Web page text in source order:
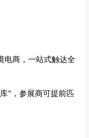
电商，一站式触达全
”，参展商可提前匹